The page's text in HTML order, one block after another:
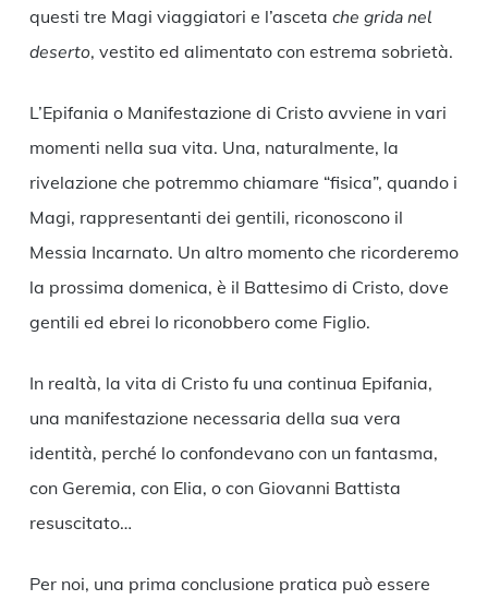
questi tre Magi viaggiatori e l’asceta che grida nel
deserto, vestito ed alimentato con estrema sobrietà.
L’Epifania o Manifestazione di Cristo avviene in vari
momenti nella sua vita. Una, naturalmente, la
rivelazione che potremmo chiamare “fisica”, quando i
Magi, rappresentanti dei gentili, riconoscono il
Messia Incarnato. Un altro momento che ricorderemo
la prossima domenica, è il Battesimo di Cristo, dove
gentili ed ebrei lo riconobbero come Figlio.
In realtà, la vita di Cristo fu una continua Epifania,
una manifestazione necessaria della sua vera
identità, perché lo confondevano con un fantasma,
con Geremia, con Elia, o con Giovanni Battista
resuscitato…
Per noi, una prima conclusione pratica può essere